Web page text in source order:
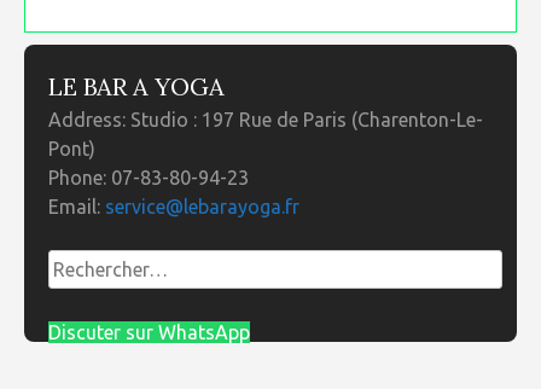
LE BAR A YOGA
Address: Studio : 197 Rue de Paris (Charenton-Le-
Pont)
Phone: 07-83-80-94-23
Email: service@lebarayoga.fr
Rechercher :
Discuter sur WhatsApp